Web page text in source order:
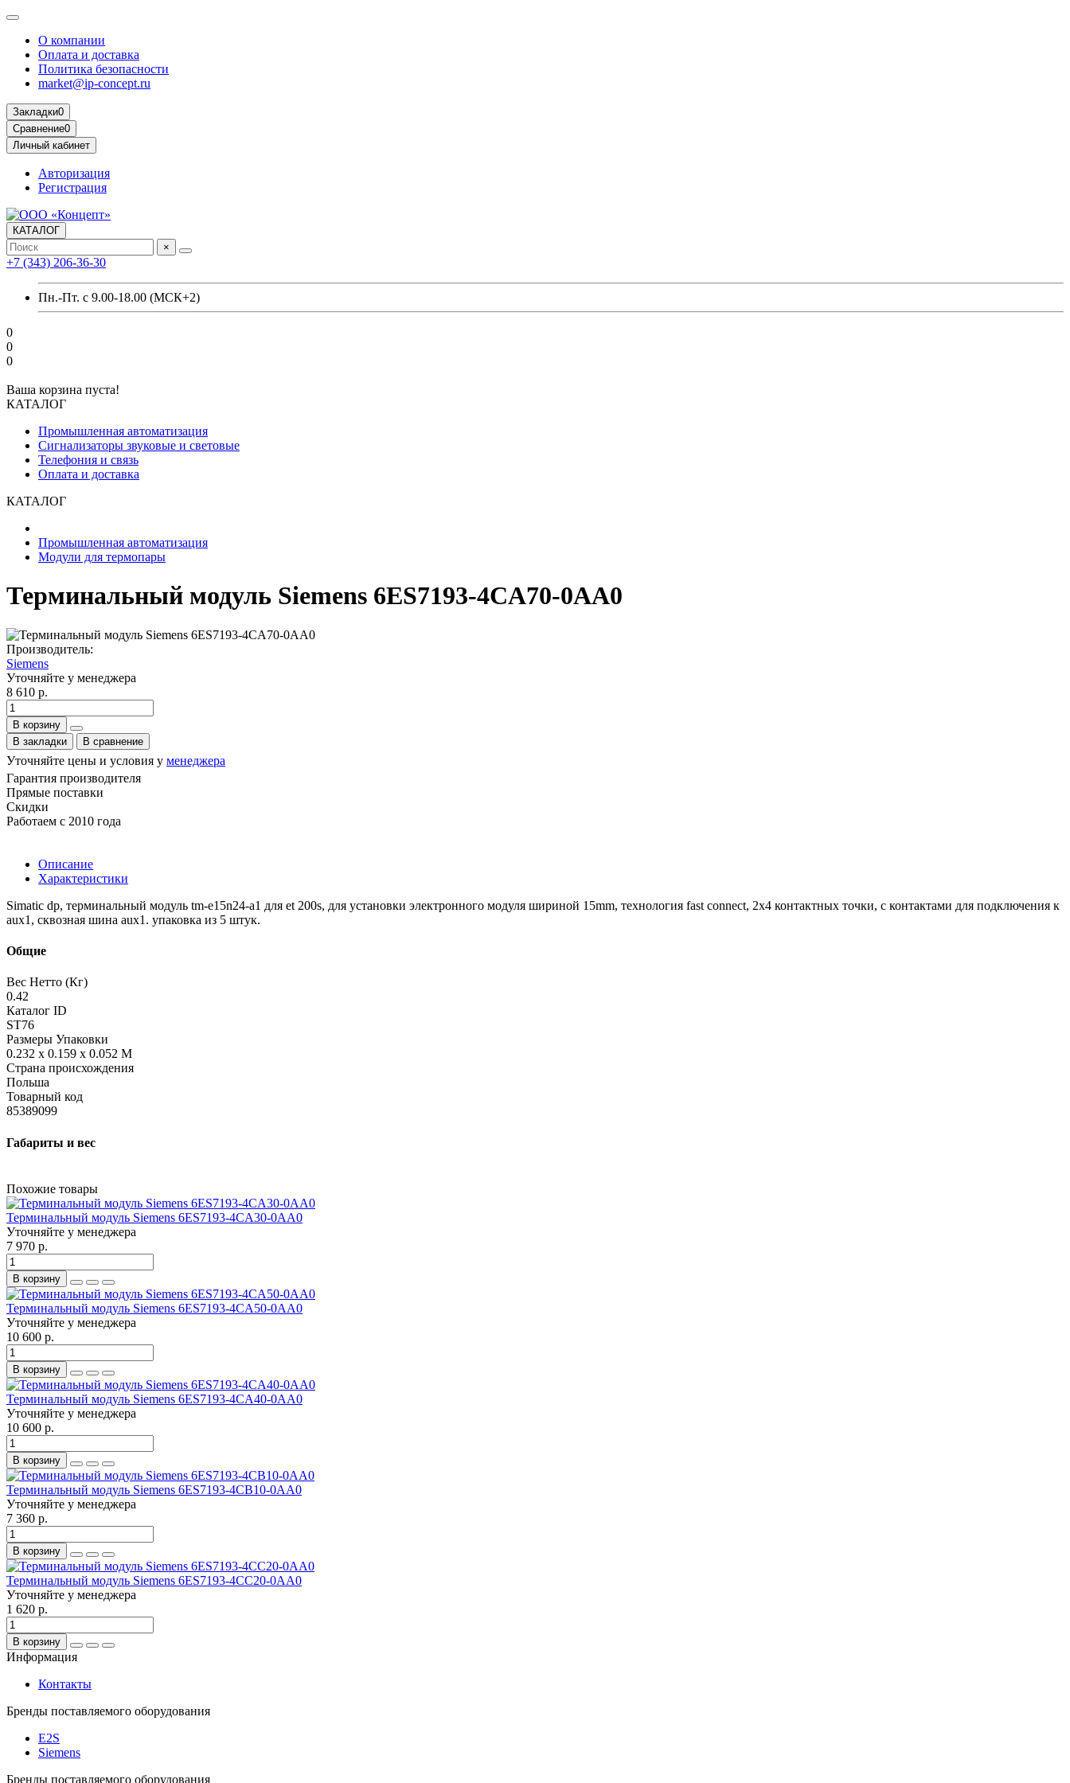
О компании
Оплата и доставка
Политика безопасности
market@ip-concept.ru
Закладки0
Сравнение0
Личный кабинет
Авторизация
Регистрация
КАТАЛОГ
×
+7 (343) 206-36-30
Пн.-Пт. с 9.00-18.00 (МСК+2)
0
0
0
Ваша корзина пуста!
КАТАЛОГ
Промышленная автоматизация
Сигнализаторы звуковые и световые
Телефония и связь
Оплата и доставка
КАТАЛОГ
Промышленная автоматизация
Модули для термопары
Терминальный модуль Siemens 6ES7193-4CA70-0AA0
Производитель:
Siemens
Уточняйте у менеджера
8 610 р.
В корзину
В закладки
В сравнение
Уточняйте цены и условия у менеджера
Гарантия производителя
Прямые поставки
Скидки
Работаем с 2010 года
Описание
Характеристики
Simatic dp, терминальный модуль tm-e15n24-a1 для et 200s, для установки электронного модуля шириной 15mm, технология fast connect, 2x4 контактных точки, с контактами для подключения к
aux1, сквозная шина aux1. упаковка из 5 штук.
Общие
Вес Нетто (Кг)
0.42
Каталог ID
ST76
Размеры Упаковки
0.232 x 0.159 x 0.052 M
Страна происхождения
Польша
Товарный код
85389099
Габариты и вес
Похожие товары
Терминальный модуль Siemens 6ES7193-4CA30-0AA0
Уточняйте у менеджера
7 970 р.
В корзину
Терминальный модуль Siemens 6ES7193-4CA50-0AA0
Уточняйте у менеджера
10 600 р.
В корзину
Терминальный модуль Siemens 6ES7193-4CA40-0AA0
Уточняйте у менеджера
10 600 р.
В корзину
Терминальный модуль Siemens 6ES7193-4CB10-0AA0
Уточняйте у менеджера
7 360 р.
В корзину
Терминальный модуль Siemens 6ES7193-4CC20-0AA0
Уточняйте у менеджера
1 620 р.
В корзину
Информация
Контакты
Бренды поставляемого оборудования
E2S
Siemens
Бренды поставляемого оборудования